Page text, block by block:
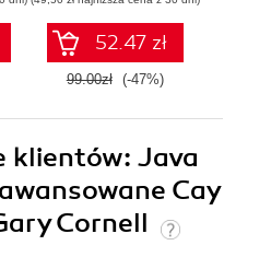
52.47 zł
99.00zł (-47%)
klientów: Java
Cay
Cornell